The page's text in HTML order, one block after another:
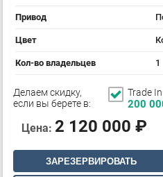
Привод
Цвет
Кол-во владельцев 1
Делаем скидку,
если вы берете в:
Trade In
200
Цена: 2 120 000 ₽
ЗАРЕЗЕРВИРОВАТЬ